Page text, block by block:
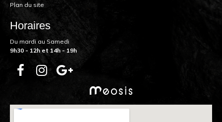
Plan du site
Horaires
Du mardi au Samedi
9h30 - 12h et 14h - 19h